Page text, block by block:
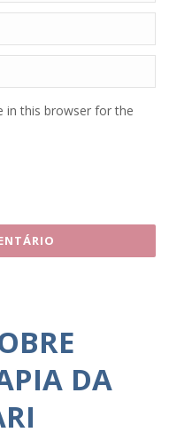
in this browser for the
DA